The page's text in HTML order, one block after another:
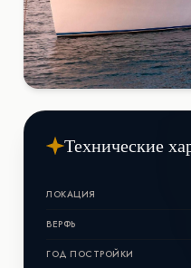
Технические
ЛОКАЦИЯ
ВЕРФЬ
ГОД ПОСТРОЙКИ